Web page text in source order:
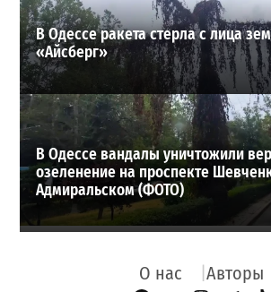
В Одессе ракета стерла с лица
«Айсберг»
В Одессе вандалы уничтожили
озеленение на проспекте
Адмиральском (ФОТО)
О нас Авторы